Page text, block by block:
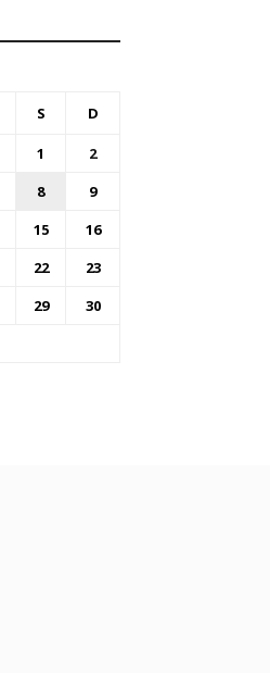
S D
1
2
8
9
15
16
22
23
29
30